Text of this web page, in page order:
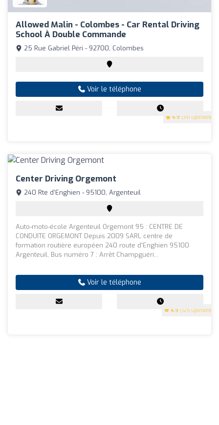
Allowed Malin - Colombes - Car Rental Driving
School À Double Commande
4.9 (141 Opinions)
25 Rue Gabriel Péri - 92700, Colombes
Voir le téléphone
Center Driving Orgemont
4.9 (125 Opinions)
240 Rte d'Enghien - 95100, Argenteuil
Auto-moto-école Argenteuil Orgemont 95 : CENTRE DE
CONDUITE ORGEMONT Depuis 2009 SARL centre de
formation routière européen 240 route d'Enghien 95100
Argenteuil, Bus numéro 7 : Arrêt Champguéri...
Voir le téléphone